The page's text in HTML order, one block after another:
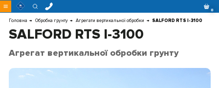
Перейти
до 0
Головна Обробка грунту Агрегати вертикальної обробки SALFORD RTS I-3100
SALFORD RTS I-3100
Агрегат вертикальної обробки грунту